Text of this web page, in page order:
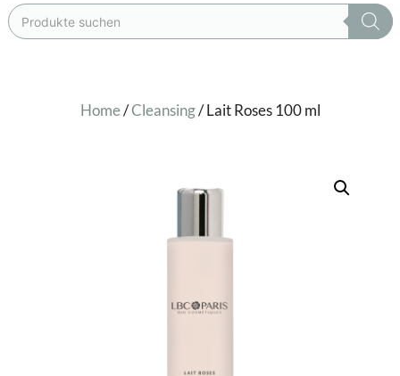
Products
search
Home/Cleansing/ Lait Roses 100 ml